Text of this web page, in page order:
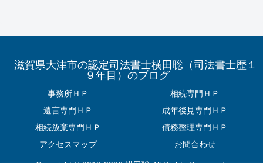
滋賀県大津市の認定司法書士横田聡（司法書士歴１
９年目）のブログ
事務所ＨＰ
相続専門ＨＰ
遺言専門ＨＰ
成年後見専門ＨＰ
相続放棄専門ＨＰ
債務整理専門ＨＰ
アクセスマップ
お問合わせ